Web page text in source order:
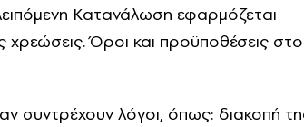
Κατανάλωση εφαρμόζεται
χρεώσεις. Όροι και προϋποθέσεις στο
συντρέχουν λόγοι, όπως: διακοπή